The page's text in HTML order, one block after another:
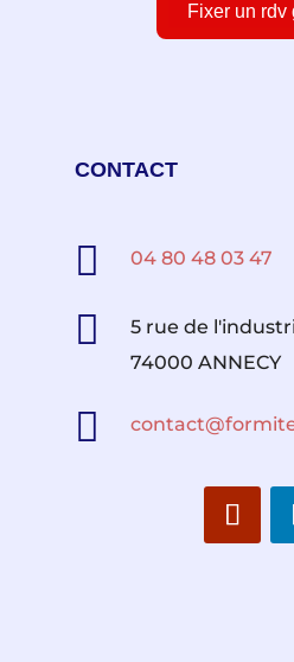
Fixer un rdv
CONTACT
 04 80 48 03 47

5 rue de
74000 ANNECY
